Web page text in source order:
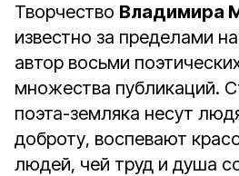
Творчество Владимира
известно за пределами
автор восьми
множества публикаций.
поэта-земляка несут
доброту, воспевают
людей, чей труд и душа